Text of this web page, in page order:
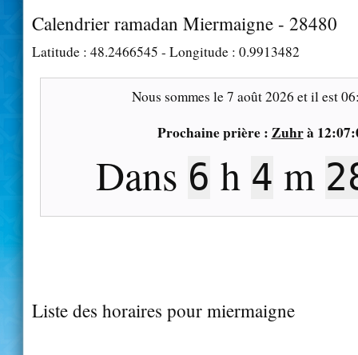
Calendrier ramadan Miermaigne - 28480
Latitude : 48.2466545 - Longitude : 0.9913482
Nous sommes le7 août 2026 et il est
Prochaine prière : Zuhrà
Dans 6 h 4 m
Liste des horaires pour miermaigne